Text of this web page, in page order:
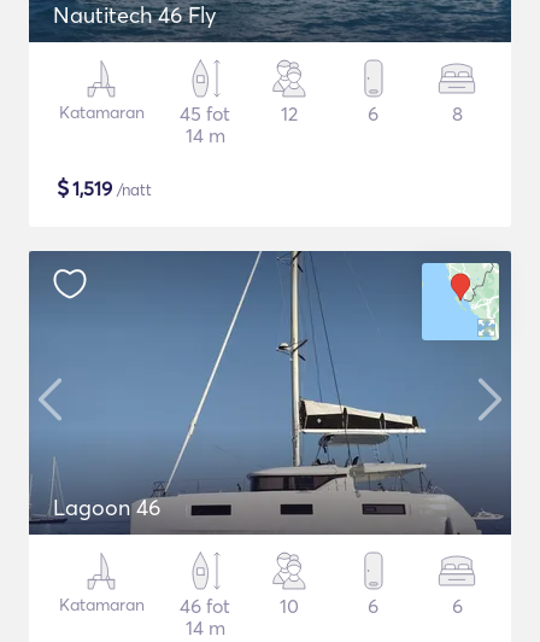
Nautitech 46 Fly
Katamaran
45 fot
14 m
12 6 8
$1,519 /natt
Lagoon 46
Katamaran
46 fot
14 m
10 6 6